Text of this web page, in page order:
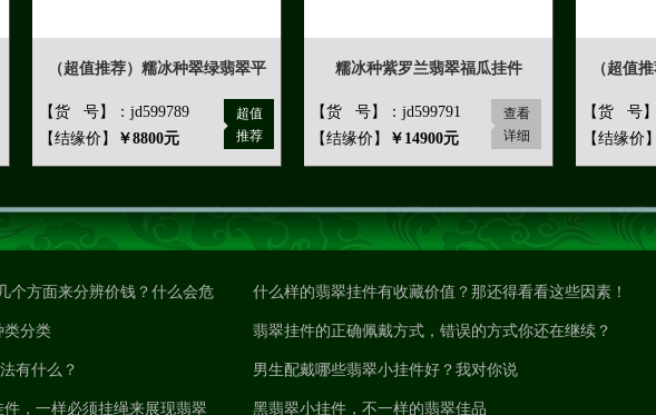
（超值推荐）糯冰种翠绿翡翠平
【货 号】：jd599789
【结缘价】
￥8800元
超值
推荐
糯冰种紫罗兰翡翠福瓜挂件
【货 号】：jd599791
【结缘价】
￥14900元
查看
详细
（超值
【货 号
【结缘价】
个方面来分辨价钱？什么会危 什么样的翡翠挂件有收藏价值？那还得看看这些因素！
类分类 翡翠挂件的正确佩戴方式，错误的方式你还在继续？
有什么？ 男生配戴哪些翡翠小挂件好？我对你说
，一样必须挂绳来展现翡翠 黑翡翠小挂件，不一样的翡翠佳品